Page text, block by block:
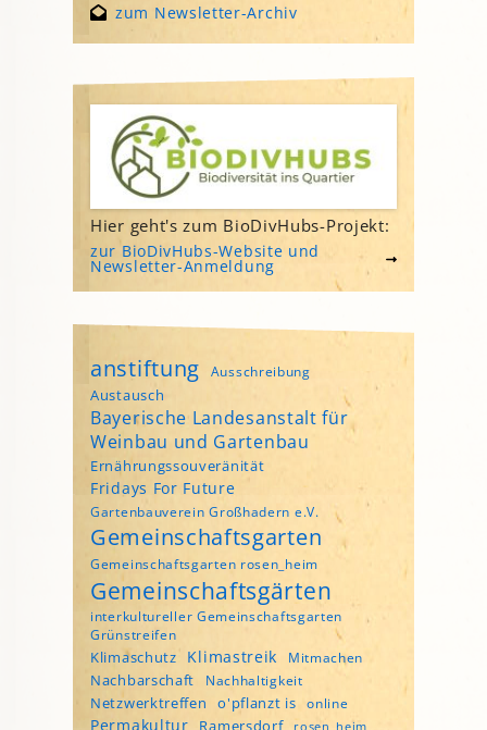
zum Newsletter-Archiv
Hier geht's zum BioDivHubs-Projekt:
zur BioDivHubs-Website und
Newsletter-Anmeldung
anstiftung Ausschreibung
Austausch
Bayerische Landesanstalt für
Weinbau und Gartenbau
Ernährungssouveränität
Fridays For Future
Gartenbauverein Großhadern e.V.
Gemeinschaftsgarten
Gemeinschaftsgarten rosen_heim
Gemeinschaftsgärten
interkultureller Gemeinschaftsgarten
Grünstreifen
Klimaschutz Klimastreik Mitmachen
Nachbarschaft Nachhaltigkeit
Netzwerktreffen o'pflanzt is online
Permakultur Ramersdorf